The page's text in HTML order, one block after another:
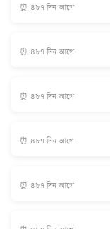
⏰ ৪৮৭ দিন আগে
⏰ ৪৮৭ দিন আগে
⏰ ৪৮৭ দিন আগে
⏰ ৪৮৭ দিন আগে
⏰ ৪৮৭ দিন আগে